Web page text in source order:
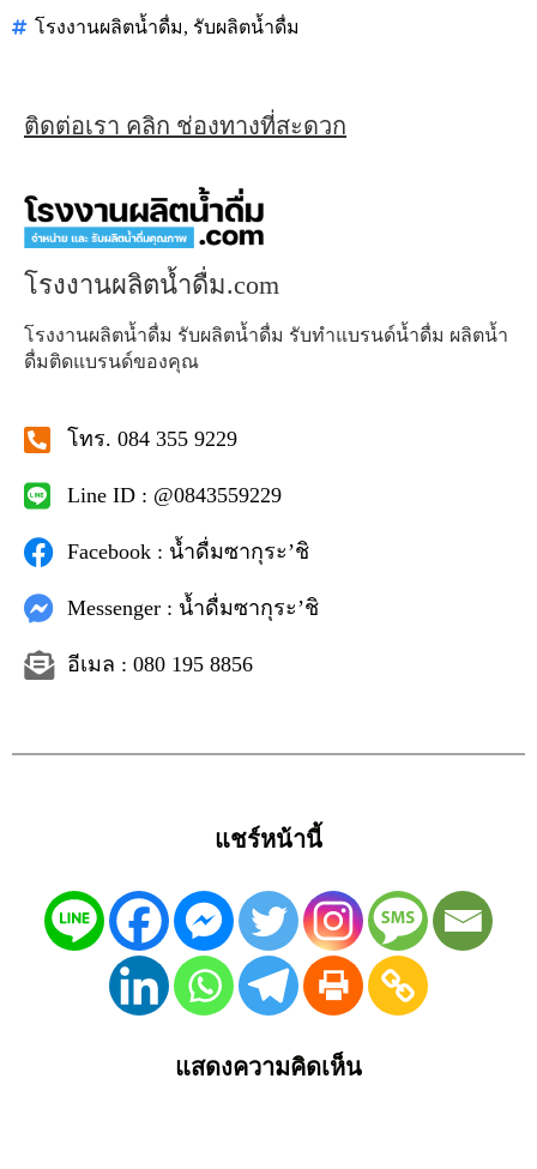
โรงงานผลิตน้ำดื่ม, รับผลิตน้ำดื่ม
ติดต่อเรา คลิก ช่องทางที่สะดวก
โรงงานผลิตน้ำดื่ม.com
โรงงานผลิตน้ำดื่ม รับผลิตน้ำดื่ม รับทำแบรนด์น้ำดื่ม ผลิตน้ำ
ดื่มติดแบรนด์ของคุณ
โทร. 084 355 9229
Line ID : @0843559229
Facebook : น้ำดื่มซากุระ’ชิ
Messenger : น้ำดื่มซากุระ’ชิ
อีเมล : 080 195 8856
แชร์หน้านี้
แสดงความคิดเห็น